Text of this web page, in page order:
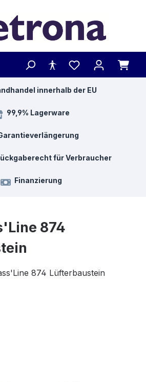
innerhalb der EU
99,9% Lagerware
für Verbraucher
Finanzierung
874